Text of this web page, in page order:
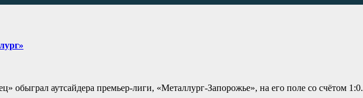
обыграл аутсайдера премьер-лиги, «Металлург-Запорожье», на его поле со счётом 1:0.